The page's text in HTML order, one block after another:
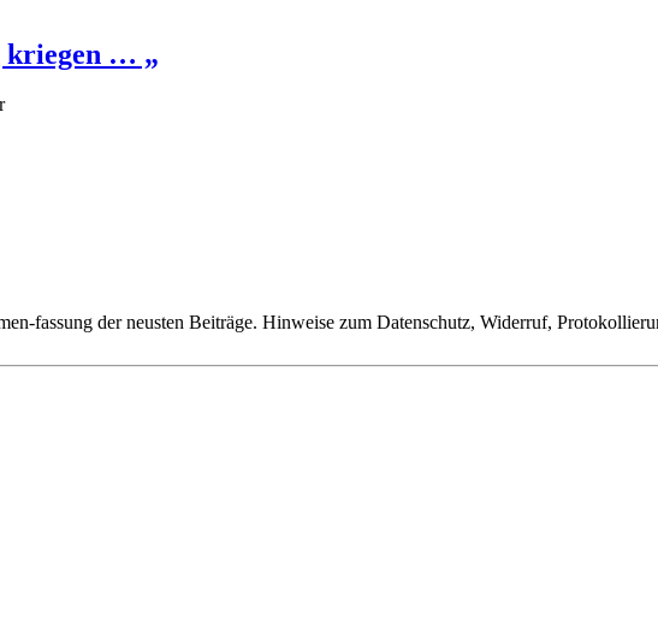
kriegen … „
fassung der neusten Beiträge. Hinweise zum Datenschutz, Widerruf,